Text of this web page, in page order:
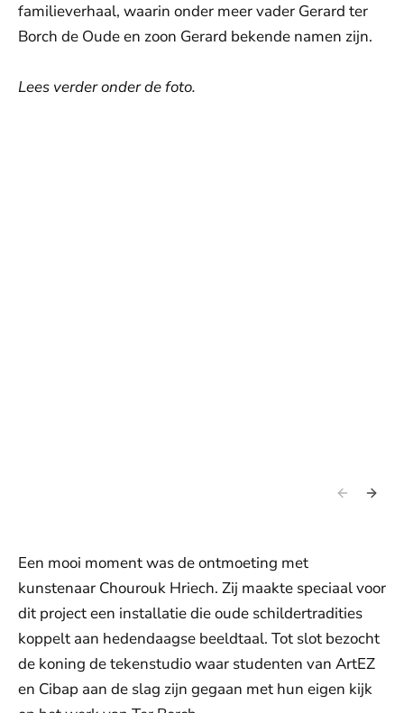
familieverhaal, waarin onder meer vader Gerard ter
Borch de Oude en zoon Gerard bekende namen zijn.
Lees verder onder de foto.
Een mooi moment was de ontmoeting met
kunstenaar Chourouk Hriech. Zij maakte speciaal voor
dit project een installatie die oude schildertradities
koppelt aan hedendaagse beeldtaal. Tot slot bezocht
de koning de tekenstudio waar studenten van ArtEZ
en Cibap aan de slag zijn gegaan met hun eigen kijk